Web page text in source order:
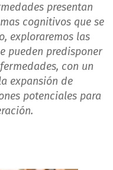
presentan
cognitivos que se
exploraremos las
pueden predisponer
con un
expansión de
potenciales para